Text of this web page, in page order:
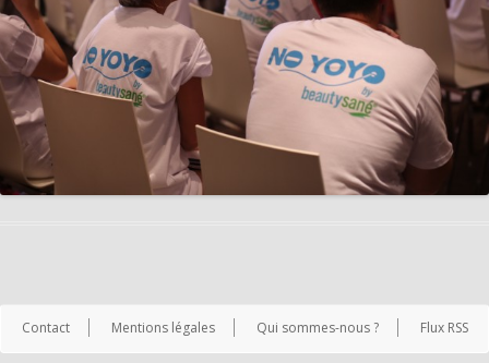
Contact Mentions légales Qui sommes-nous ? Flux RSS